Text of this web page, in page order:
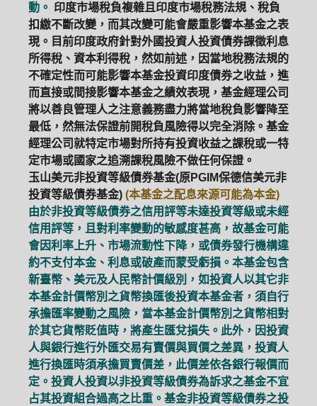
PGIM系列基金 168循環投資
定期(不)定額 高成長基金 月配息
動。 印度市場稅負複雜且印度市場稅務法規、稅負
扣繳不斷改變，而其改變可能會嚴重影響本基金之表
現。目前印度政府針對外國投資人投資債券課徵利息
所得稅、資本利得稅，然如前述，因當地稅務法規的
不確定性而可能影響本基金投資印度債券之收益，進
而直接或間接影響本基金之績效表現，基金經理公司
將以善良管理人之注意義務盡力將當地稅負影響降至
最低，然無法保證前開稅負風險得以完全消除。基金
經理公司就特定市場對所持有投資收益之課稅或一特
定市場或國家之追溯課稅風險不做任何保證。
玉山美元非投資等級債券基金(原PGIM保德信美元非
投資等級債券基金) (本基金之配息來源可能為本金)
由於非投資等級債券之信用評等未達投資等級或未經
信用評等，且對利率變動的敏感度甚高，故基金可能
會因利率上升、市場流動性下降，或債券發行機構違
約不支付本金、利息或破產而蒙受虧損。本基金包含
新臺幣、美元及人民幣計價級別，如投資人以其它非
本基金計價幣別之貨幣換匯後投資本基金者，須自行
承擔匯率變動之風險，當本基金計價幣別之貨幣相對
於其它貨幣貶值時，將產生匯兌損失。此外，因投資
人與銀行進行外匯交易有賣價與買價之差異，投資人
進行換匯時須承擔買賣價差，此價差依各銀行報價而
定。投資人投資以非投資等級債券為訴求之基金不宜
占其投資組合過高之比重。基金非投資等級債券之投